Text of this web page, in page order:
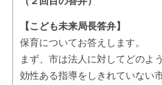
【こども未来局長答弁】
保育についてお答えします。
まず、市は法人に対してどのよ
効性ある指導をしきれていない